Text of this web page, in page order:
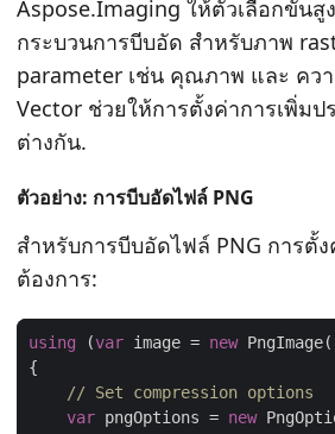
Aspose.Imaging ให้ตัวเลือกขั้นสู
กระบวนการบีบอัด สําหรับภาพ
parameter เช่น คุณภาพ และ คว
Vector ช่วยให้การตั้งค่าการเพิ่ม
ต่างกัน.
ตัวอย่าง: การบีบอัดไฟล์ PNG
สําหรับการบีบอัดไฟล์ PNG การตั้
ต้องการ:
using (var image = new PngImage(
// Set compression options
var pngOptions = new